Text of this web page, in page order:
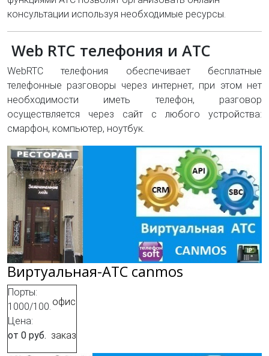
консультации используя необходимые ресурсы.
Web RTC телефония и АТС
WebRTC телефония обеспечивает бесплатные
телефонные разговоры через интернет, при этом нет
необходимости иметь телефон, разговор
осуществляется через сайт с любого устройства:
смарфон, компьютер, ноутбук.
Виртуальная-АТС canmos
Порты:
1000/100.
Цена:
от 0 руб.
офис
заказ